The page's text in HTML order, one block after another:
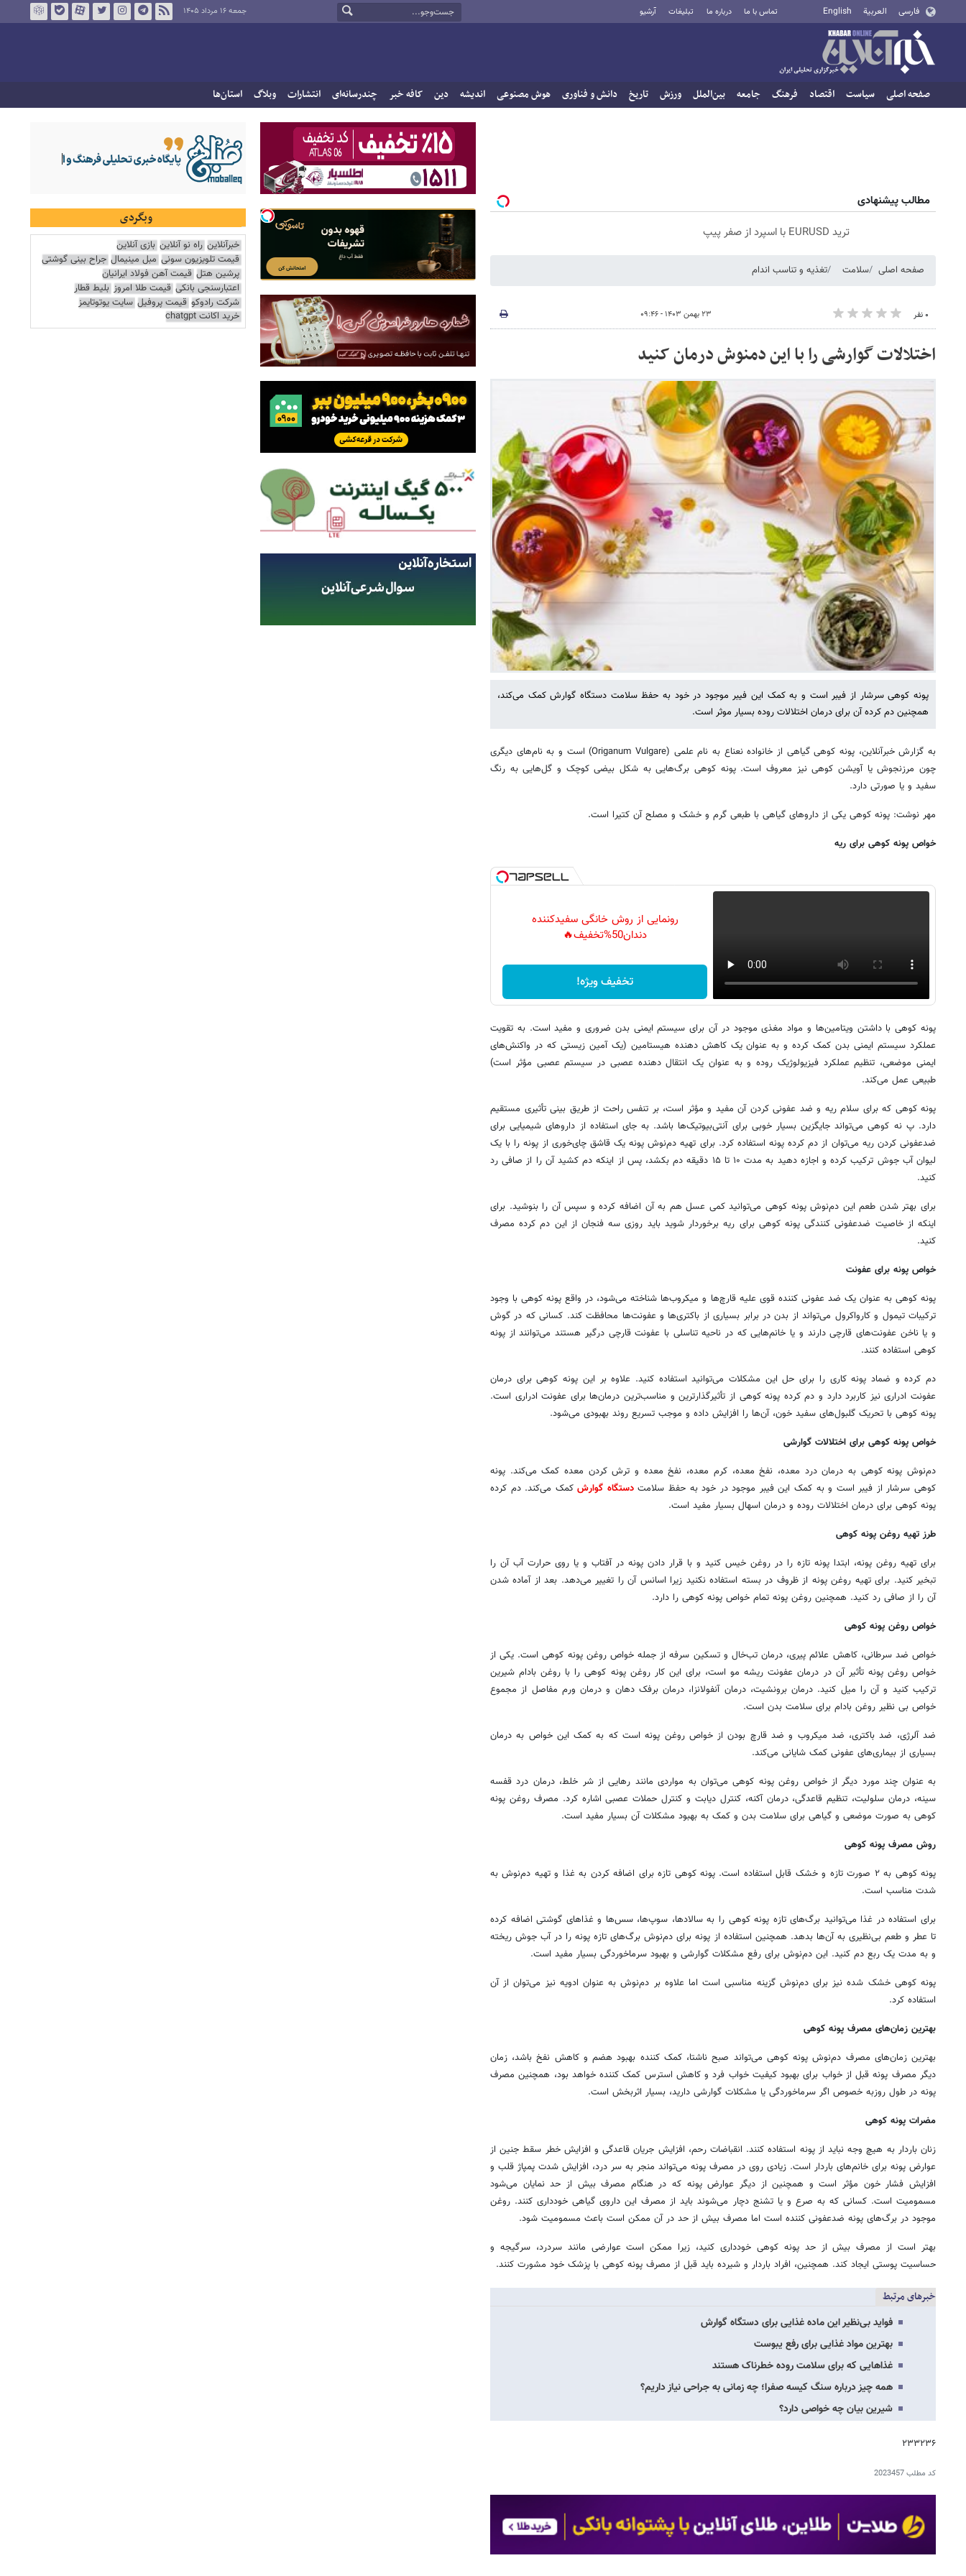
فارسی العربية English تماس با ما درباره ما تبلیغات آرشیو جمعه ۱۶ مرداد ۱۴۰۵
صفحه اصلی سیاست اقتصاد فرهنگ جامعه بین‌الملل ورزش تاریخ دانش و فناوری هوش مصنوعی اندیشه دین کافه خبر چندرسانه‌ای انتشارات وبلاگ استان‌ها
مطالب پیشنهادی
ترید EURUSD با اسپرد از صفر پیپ
صفحه اصلی سلامت تغذیه و تناسب اندام
۰ نفر ۲۳ بهمن ۱۴۰۳ - ۰۹:۴۶
اختلالات گوارشی را با این دمنوش درمان کنید
پونه کوهی سرشار از فیبر است و به کمک این فیبر موجود در خود به حفظ سلامت دستگاه گوارش کمک می‌کند،
همچنین دم کرده آن برای درمان اختلالات روده بسیار موثر است.
به گزارش خبرآنلاین، پونه کوهی گیاهی از خانواده نعناع به نام علمی (Origanum Vulgare) است و به نام‌های دیگری
چون مرزنجوش یا آویشن کوهی نیز معروف است. پونه کوهی برگ‌هایی به شکل بیضی کوچک و گل‌هایی به رنگ
سفید و یا صورتی دارد.
مهر نوشت: پونه کوهی یکی از داروهای گیاهی با طبعی گرم و خشک و مصلح آن کتیرا است.
خواص پونه کوهی برای ریه
رونمایی از روش خانگی سفیدکننده
دندان50%تخفیف🔥
تخفیف ویژه!
‌پونه کوهی با داشتن ویتامین‌ها و مواد مغذی موجود در آن برای سیستم ایمنی بدن ضروری و مفید است. به تقویت
عملکرد سیستم ایمنی بدن کمک کرده و به عنوان یک کاهش دهنده هیستامین (یک آمین زیستی که در واکنش‌های
ایمنی موضعی، تنظیم عملکرد فیزیولوژیک روده و به عنوان یک انتقال دهنده عصبی در سیستم عصبی مؤثر است)
طبیعی عمل می‌کند.
پونه کوهی که برای سلام ریه و ضد عفونی کردن آن مفید و مؤثر است، بر تنفس راحت از طریق بینی تأثیری مستقیم
دارد. پ نه کوهی می‌تواند جایگزین بسیار خوبی برای آنتی‌بیوتیک‌ها باشد. به جای استفاده از داروهای شیمیایی برای
ضدعفونی کردن ریه می‌توان از دم کرده پونه استفاده کرد. برای تهیه دم‌نوش پونه یک قاشق چای‌خوری از پونه را با یک
لیوان آب جوش ترکیب کرده و اجازه دهید به مدت ۱۰ تا ۱۵ دقیقه دم بکشد، پس از اینکه دم کشید آن را از صافی رد
کنید.
برای بهتر شدن طعم این دم‌نوش پونه کوهی می‌توانید کمی عسل هم به آن اضافه کرده و سپس آن را بنوشید. برای
اینکه از خاصیت ضدعفونی کنندگی پونه کوهی برای ریه برخوردار شوید باید روزی سه فنجان از این دم کرده مصرف
کنید.
خواص پونه برای عفونت
پونه کوهی به عنوان یک ضد عفونی کننده قوی علیه قارچ‌ها و میکروب‌ها شناخته می‌شود، در واقع پونه کوهی با وجود
ترکیبات تیمول و کارواکرول می‌تواند از بدن در برابر بسیاری از باکتری‌ها و عفونت‌ها محافظت کند. کسانی که در گوش
و یا ناخن عفونت‌های قارچی دارند و یا خانم‌هایی که در ناحیه تناسلی با عفونت قارچی درگیر هستند می‌توانند از پونه
کوهی استفاده کنند.
دم کرده و ضماد پونه کاری را برای حل این مشکلات می‌توانید استفاده کنید. علاوه بر این پونه کوهی برای درمان
عفونت ادراری نیز کاربرد دارد و دم کرده پونه کوهی از تأثیرگذارترین و مناسب‌ترین درمان‌ها برای عفونت ادراری است.
پونه کوهی با تحریک گلبول‌های سفید خون، آن‌ها را افزایش داده و موجب تسریع روند بهبودی می‌شود.
خواص پونه کوهی برای اختلالات گوارشی
دم‌نوش پونه کوهی به درمان درد معده، نفخ معده، کرم معده، نفخ معده و ترش کردن معده کمک می‌کند. پونه
کوهی سرشار از فیبر است و به کمک این فیبر موجود در خود به حفظ سلامتدستگاه گوارشکمک می‌کند. دم کرده
پونه کوهی برای درمان اختلالات روده و درمان اسهال بسیار مفید است.
طرز تهیه روغن پونه کوهی
برای تهیه روغن پونه، ابتدا پونه تازه را در روغن خیس کنید و با قرار دادن پونه در آفتاب و یا روی حرارت آب آن را
تبخیر کنید. برای تهیه روغن پونه از ظروف در بسته استفاده نکنید زیرا اسانس آن را تغییر می‌دهد. بعد از آماده شدن
آن را از صافی رد کنید. همچنین روغن پونه تمام خواص پونه کوهی را دارد.
خواص روغن پونه کوهی
خواص ضد سرطانی، کاهش علائم پیری، درمان تب‌خال و تسکین سرفه از جمله خواص روغن پونه کوهی است. یکی از
خواص روغن پونه تأثیر آن در درمان عفونت ریشه مو است، برای این کار روغن پونه کوهی را با روغن بادام شیرین
ترکیب کنید و آن را میل کنید. درمان برونشیت، درمان آنفولانزا، درمان برفک دهان و درمان ورم مفاصل از مجموع
خواص بی نظیر روغن بادام برای سلامت بدن است.
ضد آلرژی، ضد باکتری، ضد میکروب و ضد قارچ بودن از خواص روغن پونه است که به کمک این خواص به درمان
بسیاری از بیماری‌های عفونی کمک شایانی می‌کند.
به عنوان چند مورد دیگر از خواص روغن پونه کوهی می‌توان به مواردی مانند رهایی از شر خلط، درمان درد قفسه
سینه، درمان سلولیت، تنظیم قاعدگی، درمان آکنه، کنترل دیابت و کنترل حملات عصبی اشاره کرد. مصرف روغن پونه
کوهی به صورت موضعی و گیاهی برای سلامت بدن و کمک به بهبود مشکلات آن بسیار مفید است.
روش مصرف پونه کوهی
پونه کوهی به ۲ صورت تازه و خشک قابل استفاده است. پونه کوهی تازه برای اضافه کردن به غذا و تهیه دم‌نوش به
شدت مناسب است.
برای استفاده در غذا می‌توانید برگ‌های تازه پونه کوهی را به سالادها، سوپ‌ها، سس‌ها و غذاهای گوشتی اضافه کرده
تا عطر و طعم بی‌نظیری به آن‌ها بدهد. همچنین استفاده از پونه برای دم‌نوش برگ‌های تازه پونه را در آب جوش ریخته
و به مدت یک ربع دم کنید. این دم‌نوش برای رفع مشکلات گوارشی و بهبود سرماخوردگی بسیار مفید است.
پونه کوهی خشک شده نیز برای دم‌نوش گزینه مناسبی است اما علاوه بر دم‌نوش به عنوان ادویه نیز می‌توان از آن
استفاده کرد.
بهترین زمان‌های مصرف پونه کوهی
بهترین زمان‌های مصرف دم‌نوش پونه کوهی می‌تواند صبح ناشتا، کمک کننده بهبود هضم و کاهش نفخ باشد، زمان
دیگر مصرف پونه قبل از خواب برای بهبود کیفیت خواب فرد و کاهش استرس کمک کننده خواهد بود، همچنین مصرف
پونه در طول روزبه خصوص اگر سرماخوردگی یا مشکلات گوارشی دارید، بسیار اثربخش است.
مضرات پونه کوهی
زنان باردار به هیچ وجه نباید از پونه استفاده کنند. انقباضات رحم، افزایش جریان قاعدگی و افزایش خطر سقط جنین از
عوارض پونه برای خانم‌های باردار است. زیادی روی در مصرف پونه می‌تواند منجر به سر درد، افزایش شدت پمپاژ قلب و
افزایش فشار خون مؤثر است و همچنین از دیگر عوارض پونه که در هنگام مصرف بیش از حد نمایان می‌شود
مسمومیت است. کسانی که به صرع و یا تشنج دچار می‌شوند باید از مصرف این داروی گیاهی خودداری کنند. روغن
موجود در برگ‌های پونه ضدعفونی کننده است اما مصرف بیش از حد در آن ممکن است باعث مسمومیت شود.
بهتر است از مصرف بیش از حد پونه کوهی خودداری کنید، زیرا ممکن است عوارضی مانند سردرد، سرگیجه و
حساسیت پوستی ایجاد کند. همچنین، افراد باردار و شیرده باید قبل از مصرف پونه کوهی با پزشک خود مشورت کنند.
خبرهای مرتبط
فواید بی‌نظیر این ماده غذایی برای دستگاه گوارش
بهترین مواد غذایی برای رفع یبوست
غذاهایی که برای سلامت روده خطرناک هستند
همه چیز درباره سنگ کیسه صفرا؛ چه زمانی به جراحی نیاز داریم؟
شیرین بیان چه خواصی دارد؟
۲۳۳۲۳۶
کد مطلب2023457
وبگردی
خبرآنلاین راه نو آنلاین بازی آنلاین
قیمت تلویزیون سونی مبل مینیمال جراح بینی گوشتی
پرشین هتل قیمت آهن فولاد ایرانیان
اعتبارسنجی بانکی قیمت طلا امروز بلیط قطار
شرکت رادوکو قیمت پروفیل سایت یوتوتایمز
خرید اکانت chatgpt